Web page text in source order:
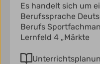
Es handelt sich um
Berufssprache
Berufs
Lernfeld 4 „Märkte